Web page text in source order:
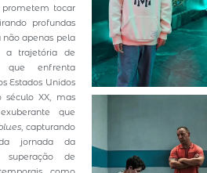
prometem tocar
profundas
não apenas pela
a trajetória de
que enfrenta
Estados Unidos
XX, mas
que
, capturando
jornada da
superação de